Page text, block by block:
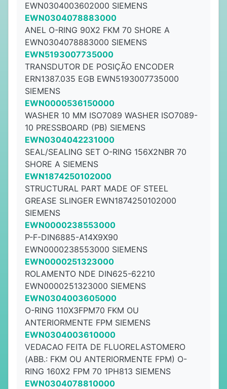
EWN0304003602000 SIEMENS
EWN0304078883000
ANEL O-RING 90X2 FKM 70 SHORE A
EWN0304078883000 SIEMENS
EWN5193007735000
TRANSDUTOR DE POSIÇÃO ENCODER
ERN1387.035 EGB EWN5193007735000
SIEMENS
EWN0000536150000
WASHER 10 MM ISO7089 WASHER ISO7089-
10 PRESSBOARD (PB) SIEMENS
EWN0304042231000
SEAL/SEALING SET O-RING 156X2NBR 70
SHORE A SIEMENS
EWN1874250102000
STRUCTURAL PART MADE OF STEEL
GREASE SLINGER EWN1874250102000
SIEMENS
EWN0000238553000
P-F-DIN6885-A14X9X90
EWN0000238553000 SIEMENS
EWN0000251323000
ROLAMENTO NDE DIN625-62210
EWN0000251323000 SIEMENS
EWN0304003605000
O-RING 110X3FPM70 FKM OU
ANTERIORMENTE FPM SIEMENS
EWN0304003610000
VEDACAO FEITA DE FLUORELASTOMERO
(ABB.: FKM OU ANTERIORMENTE FPM) O-
RING 160X2 FPM 70 1PH813 SIEMENS
EWN0304078810000